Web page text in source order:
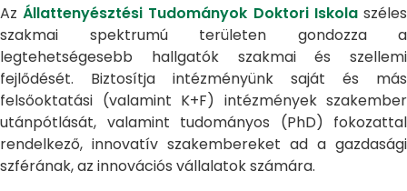
AzÁllattenyésztési Tudományok Doktori Iskolaszéles
szakmai spektrumú területen gondozza a
legtehetségesebb hallgatók szakmai és szellemi
fejlődését. Biztosítja intézményünk saját és más
felsőoktatási (valamint K+F) intézmények szakember
utánpótlását, valamint tudományos (PhD) fokozattal
rendelkező, innovatív szakembereket ad a gazdasági
szférának, az innovációs vállalatok számára.